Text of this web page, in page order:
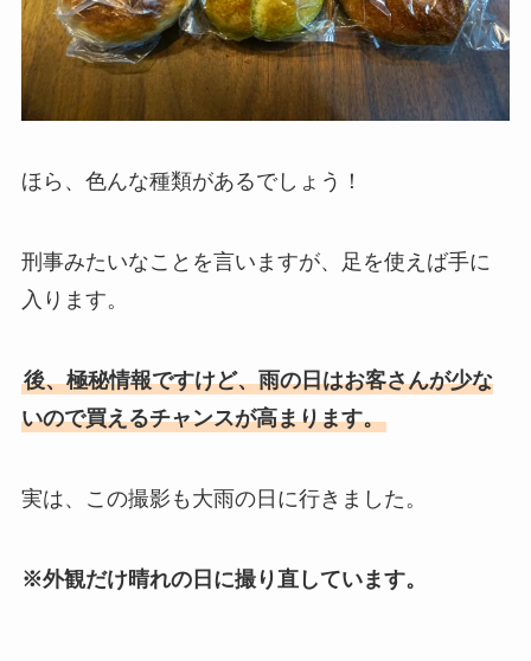
ほら、色んな種類があるでしょう！
刑事みたいなことを言いますが、足を使えば手に
入ります。
後、極秘情報ですけど、雨の日はお客さんが少な
いので買えるチャンスが高まります。
実は、この撮影も大雨の日に行きました。
※外観だけ晴れの日に撮り直しています。